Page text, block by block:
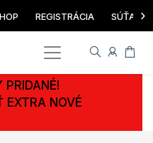
REGISTRÁCIA SÚŤAŽ ›
PRIDANÉ!
EXTRA NOVÉ